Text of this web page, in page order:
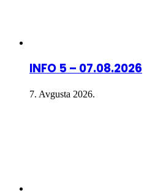
INFO 5 – 07.08.2026
7. Avgusta 2026.